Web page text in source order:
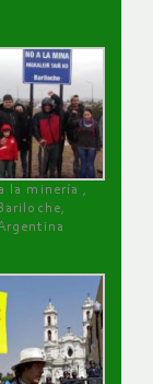
la minería ,